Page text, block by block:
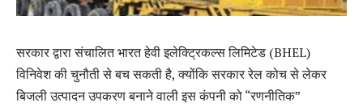
सरकार द्वारा संचालित भारत हेवी इलेक्ट्रिकल्स लिमिटेड (BHEL)
विनिवेश की चुनौती से बच सकती है, क्योंकि सरकार रेल कोच से लेकर
बिजली उत्पादन उपकरण बनाने वाली इस कंपनी को “रणनीतिक”